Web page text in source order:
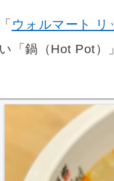
「 ウォルマート リ
い「鍋（Hot Pot）